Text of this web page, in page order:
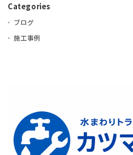
Categories
ブログ
施工事例